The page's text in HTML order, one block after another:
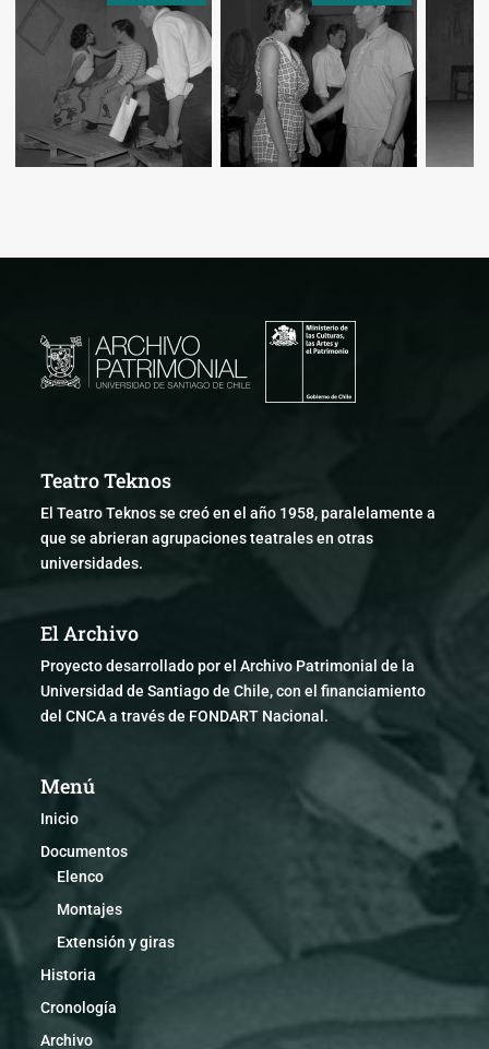
Teatro Teknos
El Teatro Teknos se creó en el año 1958, paralelamente a
que se abrieran agrupaciones teatrales en otras
universidades.
El Archivo
Proyecto desarrollado por el Archivo Patrimonial de la
Universidad de Santiago de Chile, con el financiamiento
del CNCA a través de FONDART Nacional.
Menú
Inicio
Documentos
Elenco
Montajes
Extensión y giras
Historia
Cronología
Archivo